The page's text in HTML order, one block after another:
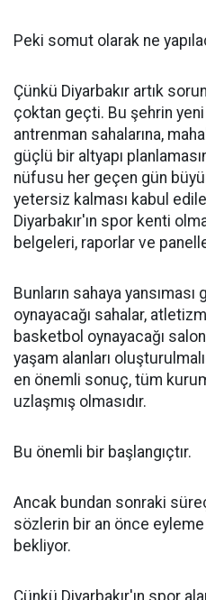
Peki somut olarak ne
Çünkü Diyarbakır artık
çoktan geçti. Bu şehrin yeni
antrenman sahalarına,
güçlü bir altyapı
nüfusu her geçen gün
yetersiz kalması kabul
Diyarbakır'ın spor kenti
belgeleri, raporlar ve
Bunların sahaya
oynayacağı sahalar,
basketbol oynayacağı
yaşam alanları
en önemli sonuç, tüm
uzlaşmış olmasıdır.
Bu önemli bir başlangıçtır.
Ancak bundan sonraki
sözlerin bir an önce
bekliyor.
Çünkü Diyarbakır'ın spor